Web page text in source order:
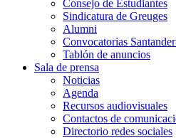
Consejo de Estudiantes
Sindicatura de Greuges
Alumni
Convocatorias
Tablón de anuncios
Sala de prensa
Noticias
Agenda
Recursos audiovisuales
Contactos de
Directorio redes sociales